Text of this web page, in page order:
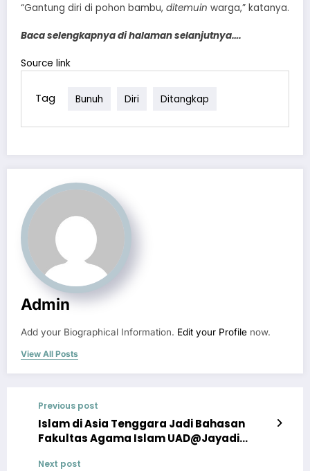
“Gantung diri di pohon bambu, ditemuin warga,” katanya.
Baca selengkapnya di halaman selanjutnya….
Source link
Tag Bunuh Diri Ditangkap
Admin
Add your Biographical Information. Edit your Profile now.
View All Posts
Previous post
Islam di Asia Tenggara Jadi Bahasan
Fakultas Agama Islam UAD@Jayadi
Next post